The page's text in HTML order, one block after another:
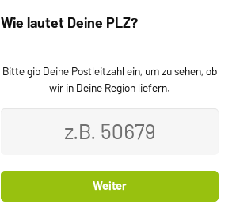
Registrieren Kontakt
0
Milchprodukte & Käse
Wie lautet Deine PLZ?
Bitte gib Deine Postleitzahl ein, um zu sehen, ob
wir in Deine Region liefern.
Weiter